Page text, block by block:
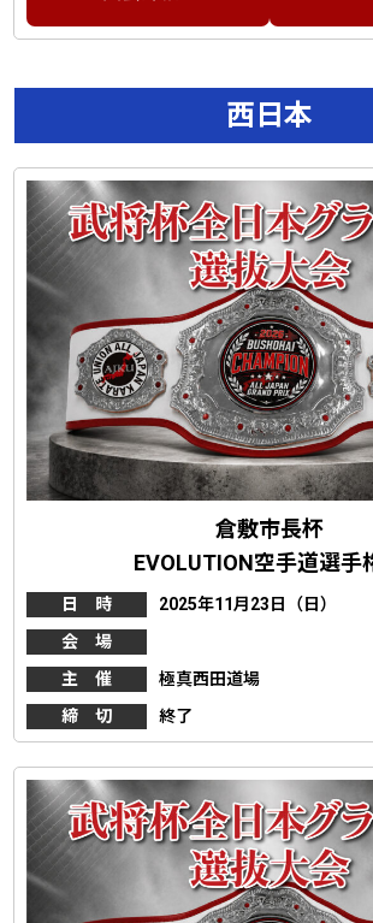
西日本
倉敷市長杯
EVOLUTION空手道選
日 時
2025年11月23日（日）
会 場
主 催
極真西田道場
締 切
終了